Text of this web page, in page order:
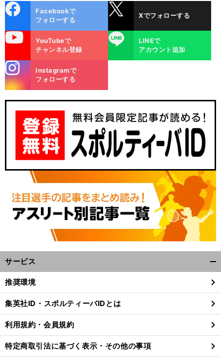
ok
Facebookで
フォローする
Xでフォローする
YouTubeで
チャンネル登録
LINE
LINEで
アカウント追加
m
Instagramで
フォローする
サービス
閉
る
推奨環境
集英社ID・スポルティーバIDとは
利用規約・会員規約
特定商取引法に基づく表示・その他の事項